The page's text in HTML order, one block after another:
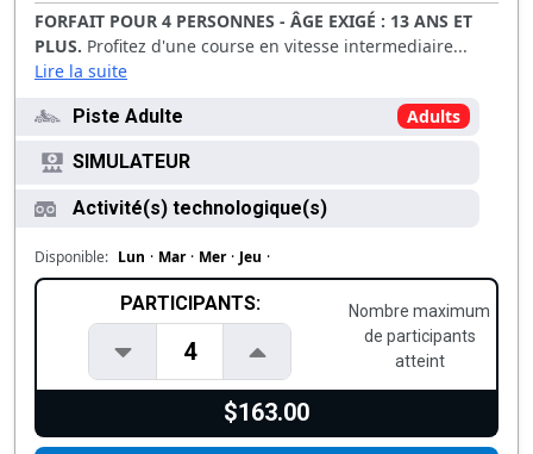
FORFAIT POUR 4 PERSONNES - ÂGE EXIGÉ : 13 ANS ET
PLUS. Profitez d'une course en vitesse intermediaire...
Lire la suite
Piste Adulte
Adults
SIMULATEUR
Activité(s) technologique(s)
Disponible: Lun · Mar · Mer · Jeu ·
PARTICIPANTS:
4
Nombre maximum
de participants
atteint
$163.00